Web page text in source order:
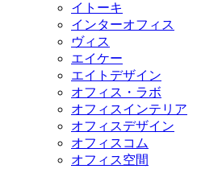
イトーキ
インターオフィス
ヴィス
エイケー
エイトデザイン
オフィス・ラボ
オフィスインテリア
オフィスデザイン
オフィスコム
オフィス空間